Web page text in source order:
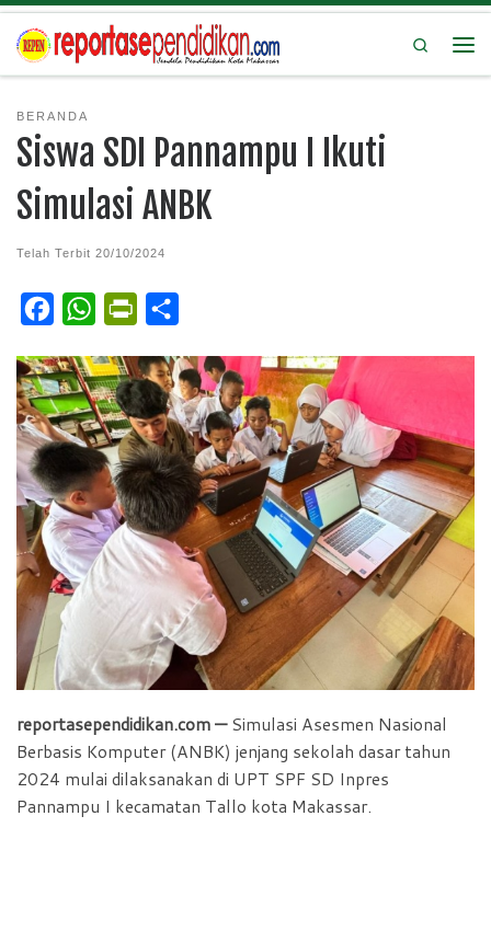
Search
BERANDA
Siswa SDI Pannampu I Ikuti
Simulasi ANBK
Telah Terbit 20/10/2024
c
e
b
o
o
k
W
a
t
s
A
p
p
i
n
t
F
r
i
e
n
d
l
a
r
e
reportasependidikan.com —Simulasi Asesmen Nasional
Berbasis Komputer (ANBK) jenjang sekolah dasar tahun
2024 mulai dilaksanakan di UPT SPF SD Inpres
Pannampu I kecamatan Tallo kota Makassar.